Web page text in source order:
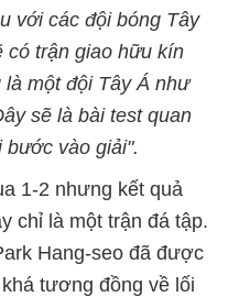
với các đội bóng Tây
có trận giao hữu kín
một đội Tây Á như
sẽ là bài test quan
bước vào giải".
1-2 nhưng kết quả
chỉ là một trận đá tập.
Hang-seo đã được
tương đồng về lối